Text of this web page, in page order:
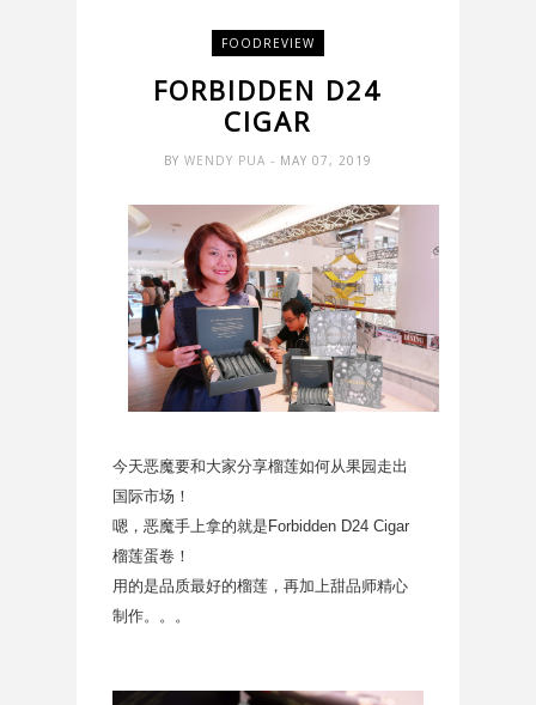
FOODREVIEW
FORBIDDEN D24
CIGAR
BY WENDY PUA - MAY 07, 2019
今天恶魔要和大家分享榴莲如何从果园走出
国际市场！
嗯，恶魔手上拿的就是Forbidden D24 Cigar
榴莲蛋卷！
用的是品质最好的榴莲，再加上甜品师精心
制作。。。